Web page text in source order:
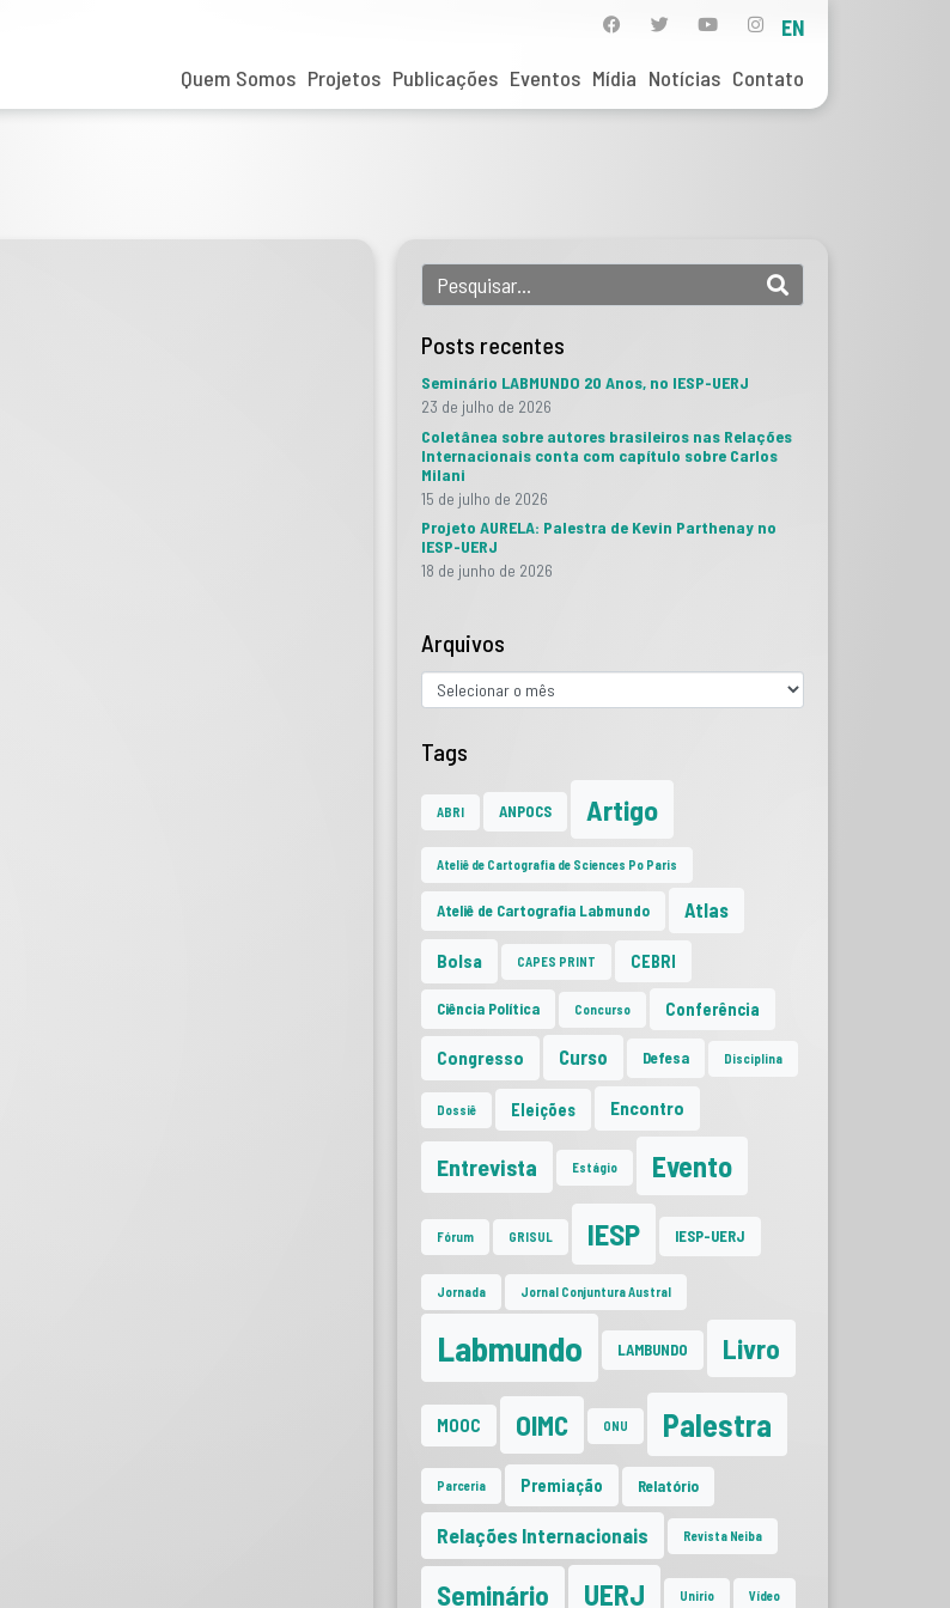
Quem Somos Projetos Publicações Eventos Mídia Notícias Contato
EN
Posts recentes
Seminário LABMUNDO 20 Anos, no IESP-UERJ
23 de julho de 2026
Coletânea sobre autores brasileiros nas Relações
Internacionais conta com capítulo sobre Carlos
Milani
15 de julho de 2026
Projeto AURELA: Palestra de Kevin Parthenay no
IESP-UERJ
18 de junho de 2026
Arquivos
Tags
ABRI ANPOCS Artigo
Ateliê de Cartografia de Sciences Po Paris
Ateliê de Cartografia Labmundo Atlas
Bolsa CAPES PRINT CEBRI
Ciência Política Concurso Conferência
Congresso Curso Defesa Disciplina
Dossiê Eleições Encontro
Entrevista Estágio Evento
Fórum GRISUL IESP IESP-UERJ
Jornada Jornal Conjuntura Austral
Labmundo LAMBUNDO Livro
MOOC OIMC ONU Palestra
Parceria Premiação Relatório
Relações Internacionais Revista Neiba
Seminário UERJ Unirio Vídeo